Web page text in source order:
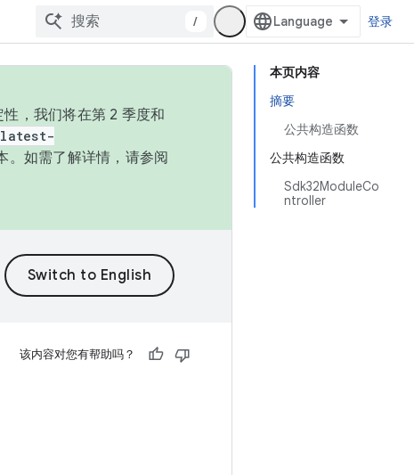
/ 登录
本页内容
摘要
公共构造函数
公共构造函数
Sdk32ModuleCo
ntroller
，我们将在第 2 季度和
。如需了解详情，请参阅
该内容对您有帮助吗？